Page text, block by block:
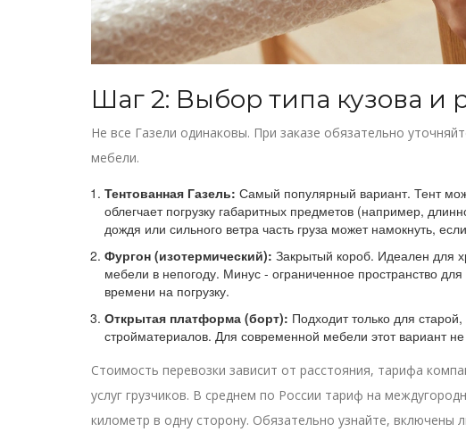
Шаг 2: Выбор типа кузова и
Не все Газели одинаковы. При заказе обязательно
мебели.
Тентованная Газель: Самый популярный вариант. Тент
облегчает погрузку габаритных предметов (например,
дождя или сильного ветра часть груза может намокнуть,
Фургон (изотермический): Закрытый короб. Идеален для
мебели в непогоду. Минус - ограниченное пространство для
времени на погрузку.
Открытая платформа (борт): Подходит только для
стройматериалов. Для современной мебели этот вариант
Стоимость перевозки зависит от расстояния, тарифа
услуг грузчиков. В среднем по России тариф на
километр в одну сторону. Обязательно узнайте, включены